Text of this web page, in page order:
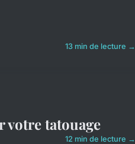
13 min de lecture →
votre tatouage
12 min de lecture →